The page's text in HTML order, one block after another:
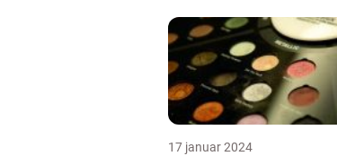
17 januar 2024